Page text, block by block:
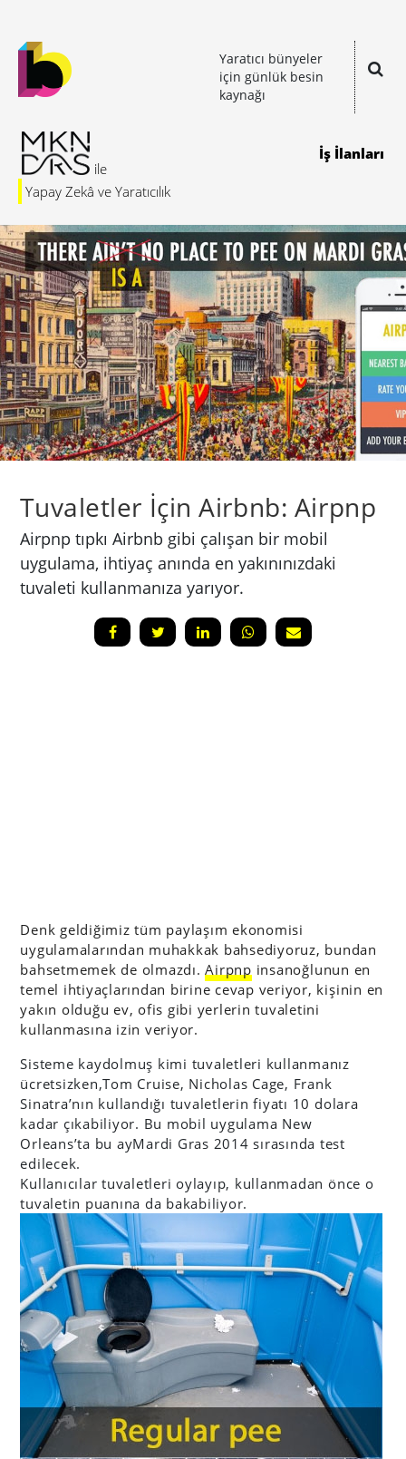
Yaratıcı bünyeler
için günlük besin
kaynağı
Yapay Zekâ ve Yaratıcılık
İş İlanları
Tuvaletler İçin Airbnb: Airpnp
Airpnp tıpkı Airbnb gibi çalışan bir mobil
uygulama, ihtiyaç anında en yakınınızdaki
tuvaleti kullanmanıza yarıyor.
Denk geldiğimiz tüm paylaşım ekonomisi
uygulamalarından muhakkak bahsediyoruz, bundan
bahsetmemek de olmazdı.Airpnp insanoğlunun en
temel ihtiyaçlarından birine cevap veriyor, kişinin en
yakın olduğu ev, ofis gibi yerlerin tuvaletini
kullanmasına izin veriyor.
Sisteme kaydolmuş kimi tuvaletleri kullanmanız
ücretsizken,Tom Cruise, Nicholas Cage, Frank
Sinatra’nın kullandığı tuvaletlerin fiyatı 10 dolara
kadar çıkabiliyor. Bu mobil uygulama New
Orleans’ta bu ayMardi Gras 2014 sırasında test
edilecek.
Kullanıcılar tuvaletleri oylayıp, kullanmadan önce o
tuvaletin puanına da bakabiliyor.